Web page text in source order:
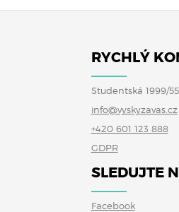
RYCHLÝ
Studentská 1999/
info@vyskyzavas.cz
+420 601 123 888
GDPR
SLEDUJTE
Facebook